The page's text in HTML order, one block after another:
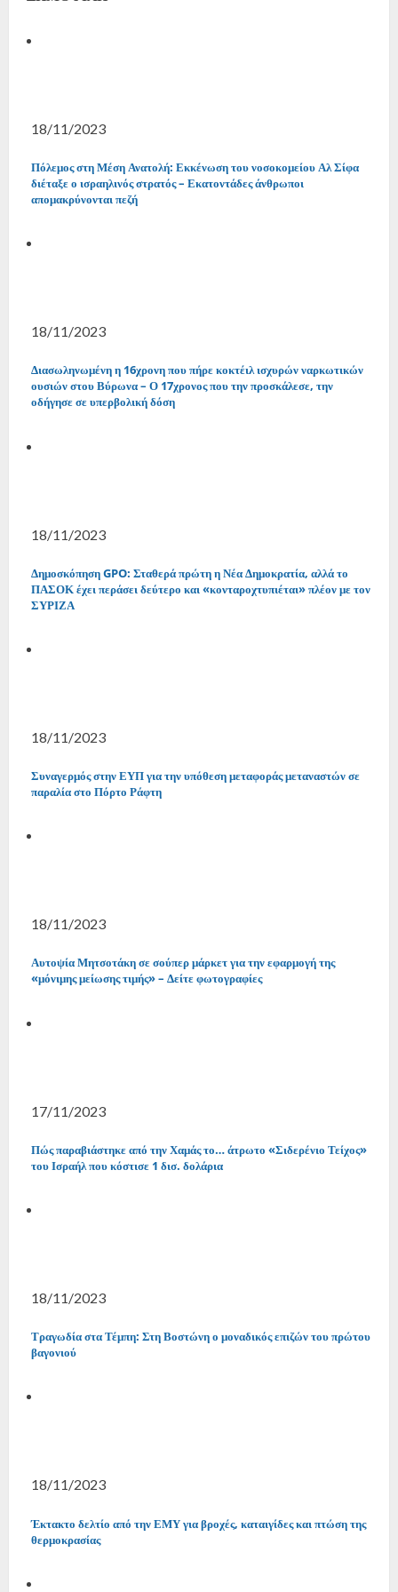
18/11/2023
Πόλεμος στη Μέση Ανατολή: Εκκένωση του νοσοκομείου Αλ Σίφα
διέταξε ο ισραηλινός στρατός – Εκατοντάδες άνθρωποι
απομακρύνονται πεζή
18/11/2023
Διασωληνωμένη η 16χρονη που πήρε κοκτέιλ ισχυρών ναρκωτικών
ουσιών στου Βύρωνα – Ο 17χρονος που την προσκάλεσε, την
οδήγησε σε υπερβολική δόση
18/11/2023
Δημοσκόπηση GPO: Σταθερά πρώτη η Νέα Δημοκρατία, αλλά το
ΠΑΣΟΚ έχει περάσει δεύτερο και «κονταροχτυπιέται» πλέον με τον
ΣΥΡΙΖΑ
18/11/2023
Συναγερμός στην ΕΥΠ για την υπόθεση μεταφοράς μεταναστών σε
παραλία στο Πόρτο Ράφτη
18/11/2023
Αυτοψία Μητσοτάκη σε σούπερ μάρκετ για την εφαρμογή της
«μόνιμης μείωσης τιμής» – Δείτε φωτογραφίες
17/11/2023
Πώς παραβιάστηκε από την Χαμάς το… άτρωτο «Σιδερένιο Τείχος»
του Ισραήλ που κόστισε 1 δισ. δολάρια
18/11/2023
Τραγωδία στα Τέμπη: Στη Βοστώνη ο μοναδικός επιζών του πρώτου
βαγονιού
18/11/2023
Έκτακτο δελτίο από την ΕΜΥ για βροχές, καταιγίδες και πτώση της
θερμοκρασίας